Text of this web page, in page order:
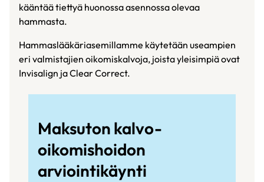
kääntää tiettyä huonossa asennossa olevaa
hammasta.
Hammaslääkäriasemillamme käytetään useampien
eri valmistajien oikomiskalvoja, joista yleisimpiä ovat
Invisalign ja Clear Correct.
Maksuton kalvo-
oikomishoidon
arviointikäynti